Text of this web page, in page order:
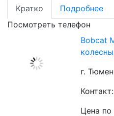
Кратко
Подробнее
Посмотреть телефон
Bobcat
г.
Цена по